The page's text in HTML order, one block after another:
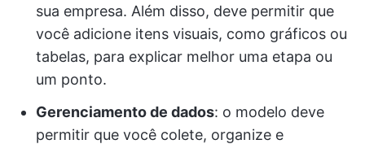
sua empresa. Além disso, deve permitir que
você adicione itens visuais, como gráficos ou
tabelas, para explicar melhor uma etapa ou
um ponto.
Gerenciamento de dados: o modelo deve
permitir que você colete, organize e